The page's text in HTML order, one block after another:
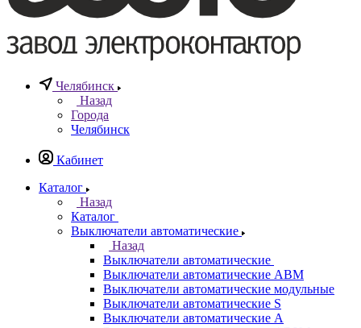
Челябинск
Назад
Города
Челябинск
Кабинет
Каталог
Назад
Каталог
Выключатели автоматические
Назад
Выключатели автоматические
Выключатели автоматические АВМ
Выключатели автоматические модульные
Выключатели автоматические S
Выключатели автоматические А